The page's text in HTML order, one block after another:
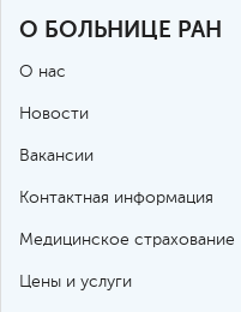
О БОЛЬНИЦЕ РАН
О нас
Новости
Вакансии
Контактная информация
Медицинское страхование
Цены и услуги